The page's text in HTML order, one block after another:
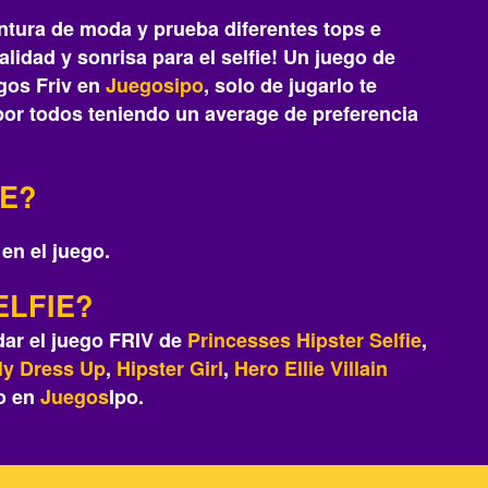
de moda y prueba diferentes tops e
y sonrisa para el selfie! Un juego de
Friv en Juegosipo, solo de jugarlo te
todos teniendo un average de preferencia
el juego.
el juego FRIV de Princesses Hipster Selfie,
Dress Up, Hipster Girl, Hero Ellie Villain
en JuegosIpo.